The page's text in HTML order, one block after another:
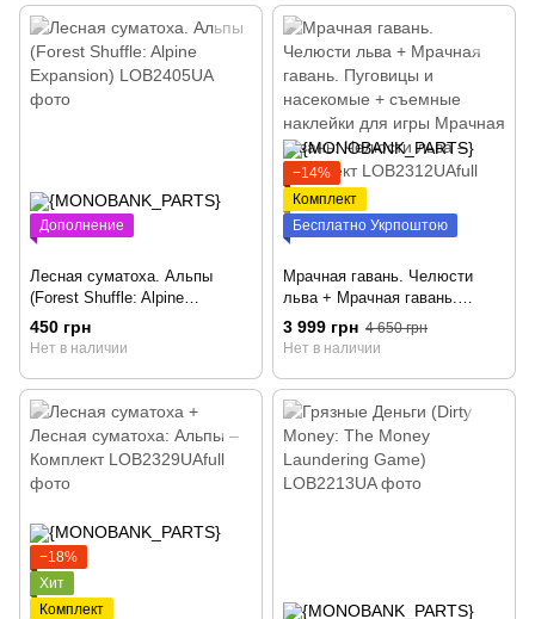
Дополнение
Лесная суматоха. Альпы
(Forest Shuffle: Alpine
Expansion)
450 грн
Нет в наличии
−14%
Комплект
Бесплатно Укрпоштою
Мрачная гавань. Челюсти
льва + Мрачная гавань.
Пуговицы и насекомые +
съемные наклейки для игры
льва – Комплект
3 999 грн 4 650 грн
Нет в наличии
−18%
Хит
Комплект